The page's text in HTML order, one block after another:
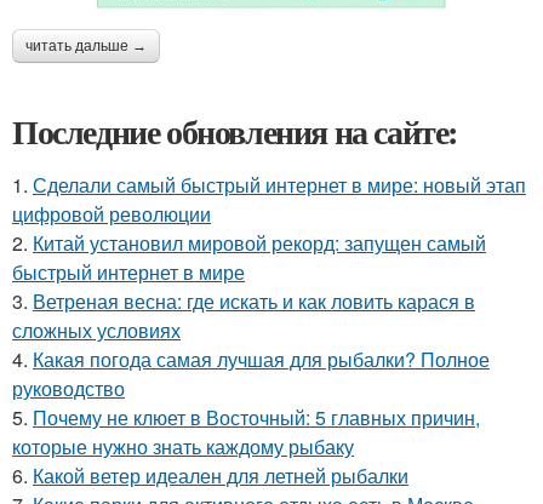
читать дальше →
Последние обновления на сайте:
1. Сделали самый быстрый интернет в мире: новый этап
цифровой революции
2. Китай установил мировой рекорд: запущен самый
быстрый интернет в мире
3. Ветреная весна: где искать и как ловить карася в
сложных условиях
4. Какая погода самая лучшая для рыбалки? Полное
руководство
5. Почему не клюет в Восточный: 5 главных причин,
которые нужно знать каждому рыбаку
6. Какой ветер идеален для летней рыбалки